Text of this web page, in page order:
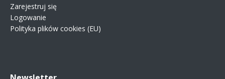
Zarejestruj się
Logowanie
Polityka plików cookies (EU)